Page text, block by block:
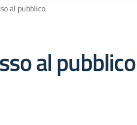
al pubblico
al pubblico